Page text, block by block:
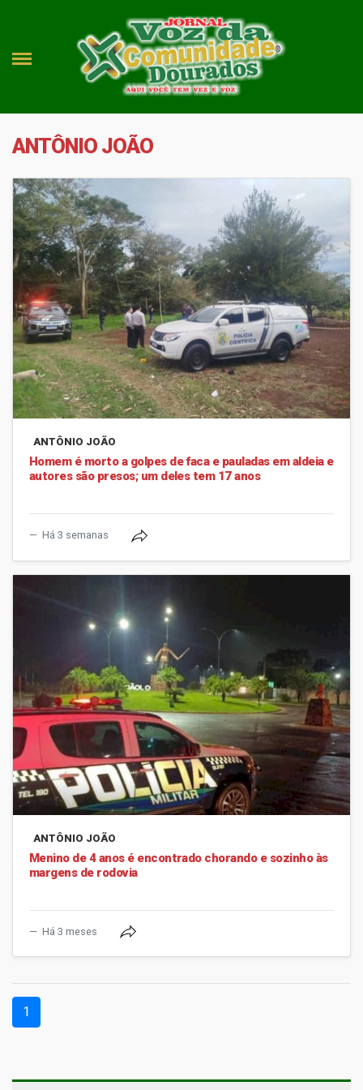
ANTÔNIO JOÃO
ANTÔNIO JOÃO
Homem é morto a golpes de faca e pauladas em aldeia e
autores são presos; um deles tem 17 anos
Há 3 semanas
ANTÔNIO JOÃO
Menino de 4 anos é encontrado chorando e sozinho às
margens de rodovia
Há 3 meses
1